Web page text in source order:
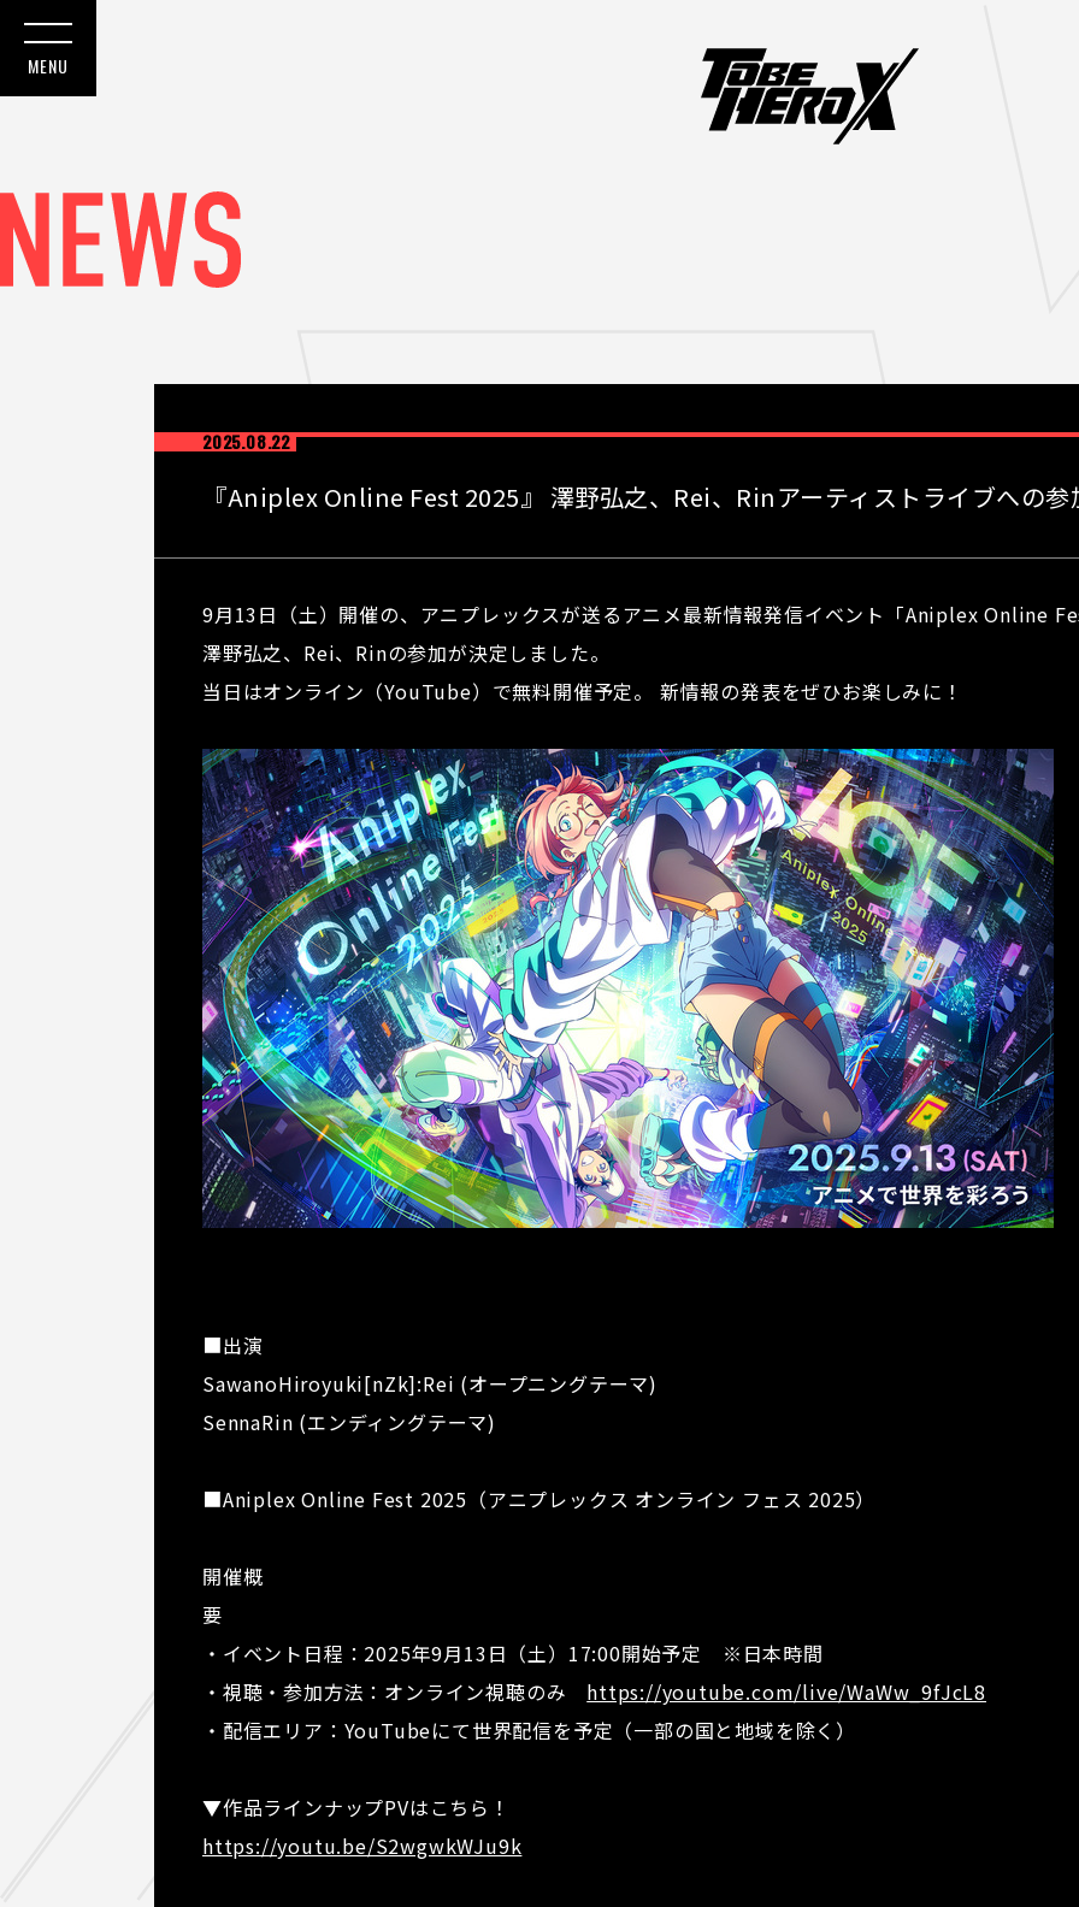
2025.08.22
『Aniplex Online Fest 2025』 澤野弘之、Rei、Rinアーティストライブへの参
9月13日（土）開催の、アニプレックスが送るアニメ最新情報発信イベント「Aniplex Online
澤野弘之、Rei、Rinの参加が決定しました。
当日はオンライン（YouTube）で無料開催予定。 新情報の発表をぜひお楽しみに！
■出演
SawanoHiroyuki[nZk]:Rei (オープニングテーマ)
SennaRin (エンディングテーマ)
■Aniplex Online Fest 2025（アニプレックス オンライン フェス 2025）
開催概
・イベント日程：2025年9月13日（土）17:00開始予定 ※日本時間
・視聴・参加方法：オンライン視聴のみ https://youtube.com/live/WaWw_9fJcL8
・配信エリア：YouTubeにて世界配信を予定（一部の国と地域を除く）
▼作品ラインナップPVはこちら！
https://youtu.be/S2wgwkWJu9k